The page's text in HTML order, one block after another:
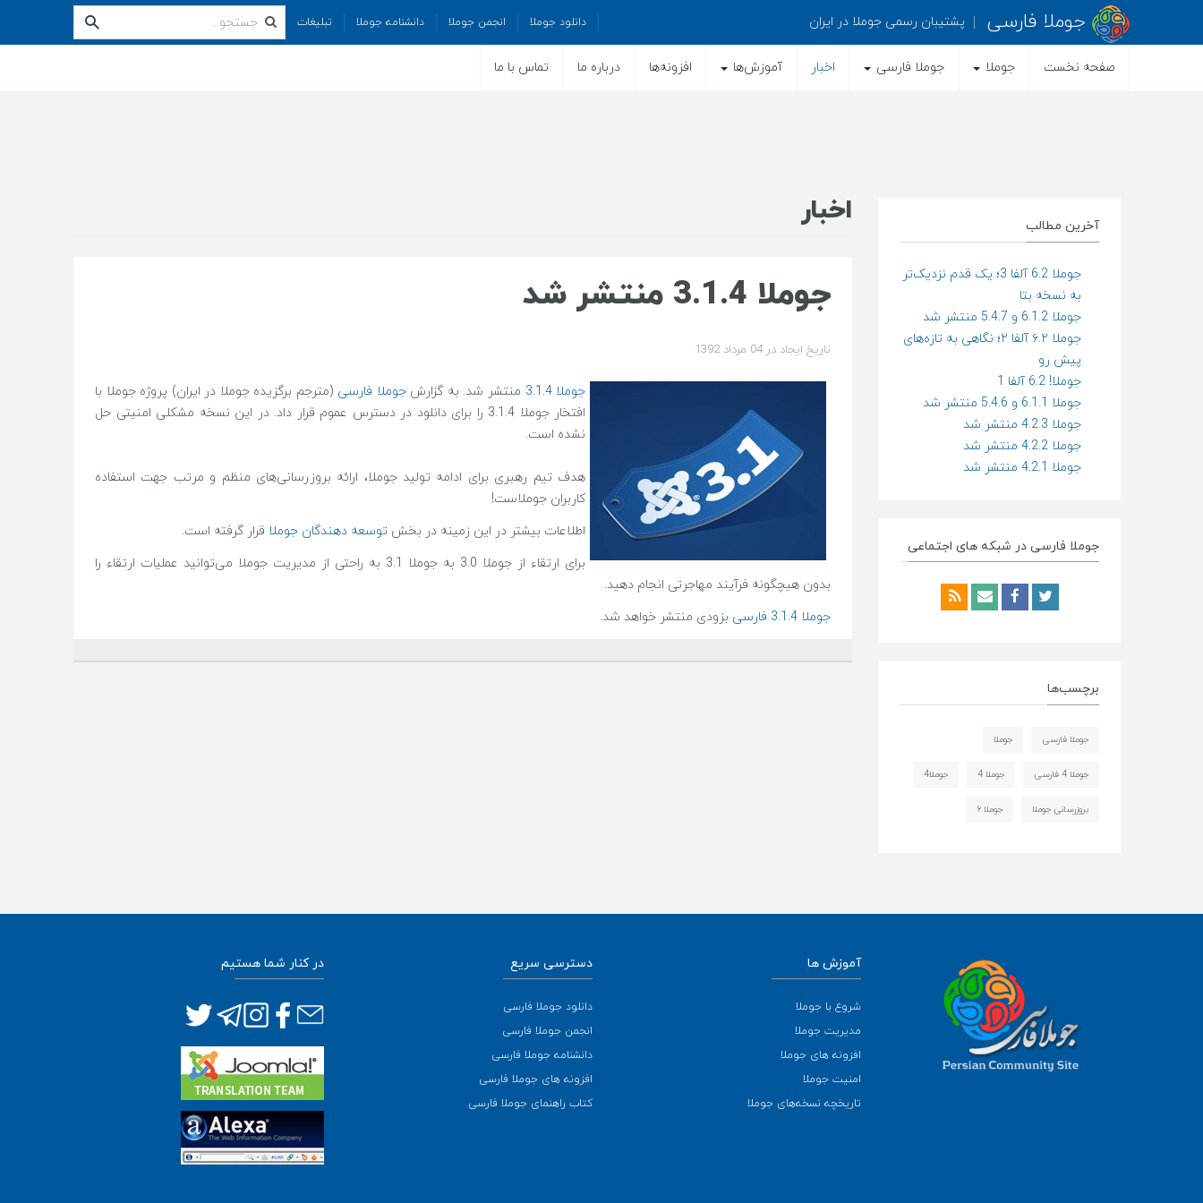
جوملا فارسی پشتیبان رسمی جوملا در ایران دانلود جوملا انجمن جوملا دانشنامه جوملا تبلیغات
صفحه نخست جوملا جوملا فارسی اخبار آموزش‌ها افزونه‌ها درباره ما تماس با ما
اخبار
جوملا 3.1.4 منتشر شد
تاریخ ایجاد در 04 مرداد 1392
جوملا 3.1.4 منتشر شد. به گزارشجوملا فارسی (مترجم برگزیده جوملا در ایران) پروژه جوملا با
افتخار جوملا 3.1.4 را برای دانلود در دسترس عموم قرار داد. در این نسخه مشکلی امنیتی حل
نشده است.
هدف تیم رهبری برای ادامه تولید جوملا، ارائه بروزرسانی‌های منظم و مرتب جهت استفاده
کاربران جوملاست!
اطلاعات بیشتر در این زمینه در بخش توسعه دهندگان جوملا قرار گرفته است.
برای ارتقاء از جوملا 3.0 به جوملا 3.1 به راحتی از مدیریت جوملا می‌توانید عملیات ارتقاء را
بدون هیچگونه فرآیند مهاجرتی انجام دهید.
جوملا 3.1.4 فارسی
بزودی منتشر خواهد شد.
آخرین مطالب
جوملا 6.2 آلفا 3؛ یک قدم نزدیک‌تر
به نسخه بتا
جوملا 6.1.2 و 5.4.7 منتشر شد
جوملا ۶.۲ آلفا ۲؛ نگاهی به تازه‌های
پیش رو
جوملا! 6.2 آلفا 1
جوملا 6.1.1 و 5.4.6 منتشر شد
جوملا 4.2.3 منتشر شد
جوملا 4.2.2 منتشر شد
جوملا 4.2.1 منتشر شد
جوملا فارسی در شبکه های اجتماعی
برچسب‌ها
جوملا فارسی جوملا
جوملا 4 فارسی جوملا 4 جوملا4
بروزرسانی جوملا جوملا ۶
آموزش ها
شروع با جوملا
مدیریت جوملا
افزونه های جوملا
امنیت جوملا
تاریخچه نسخه‌های جوملا
دسترسی سریع
دانلود جوملا فارسی
انجمن جوملا فارسی
دانشنامه جوملا فارسی
افزونه های جوملا فارسی
کتاب راهنمای جوملا فارسی
در کنار شما هستیم